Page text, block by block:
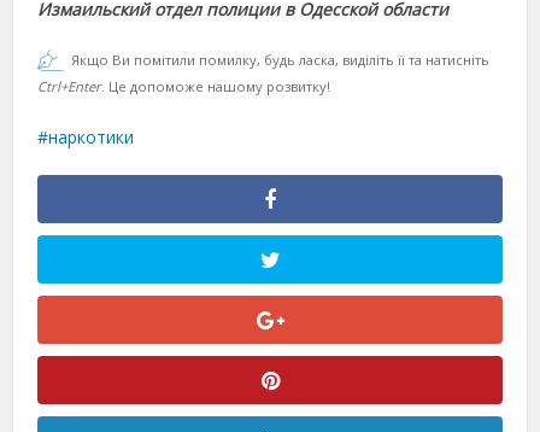
Измаильский отдел полиции в Одесской области
Якщо Ви помітили помилку, будь ласка, виділіть її та натисніть
Ctrl+Enter. Це допоможе нашому розвитку!
наркотики